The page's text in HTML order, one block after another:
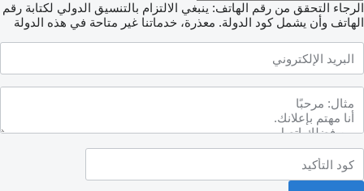
الرجاء التحقق من رقم الهاتف: ينبغي الالتزام بالتنسيق الدولي لكتابة رقم
الهاتف وأن يشمل كود الدولة. معذرة، خدماتنا غير متاحة في هذه الدولة